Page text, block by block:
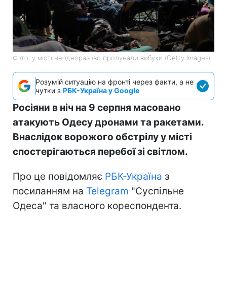
Фото: у місті неодноразово пролунали вибухи (Getty Images)
Розумій ситуацію на фронті через факти, а не
чутки з РБК-Україна у Google
Росіяни в ніч на 9 серпня масовано
атакують Одесу дронами та ракетами.
Внаслідок ворожого обстрілу у місті
спостерігаються перебої зі світлом.
Про це повідомляє РБК-Україна з
посиланням на Telegram "Суспільне
Одеса" та власного кореспондента.